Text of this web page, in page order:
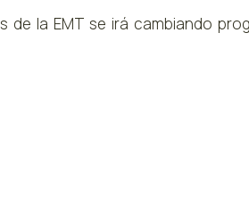
la EMT se irá cambiando